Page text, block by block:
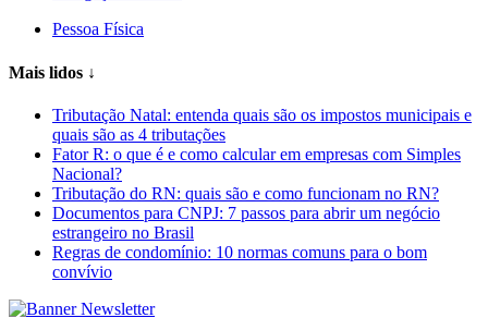
Pessoa Física
Mais lidos ↓
Tributação Natal: entenda quais são os impostos municipais e
quais são as 4 tributações
Fator R: o que é e como calcular em empresas com Simples
Nacional?
Tributação do RN: quais são e como funcionam no RN?
Documentos para CNPJ: 7 passos para abrir um negócio
estrangeiro no Brasil
Regras de condomínio: 10 normas comuns para o bom
convívio